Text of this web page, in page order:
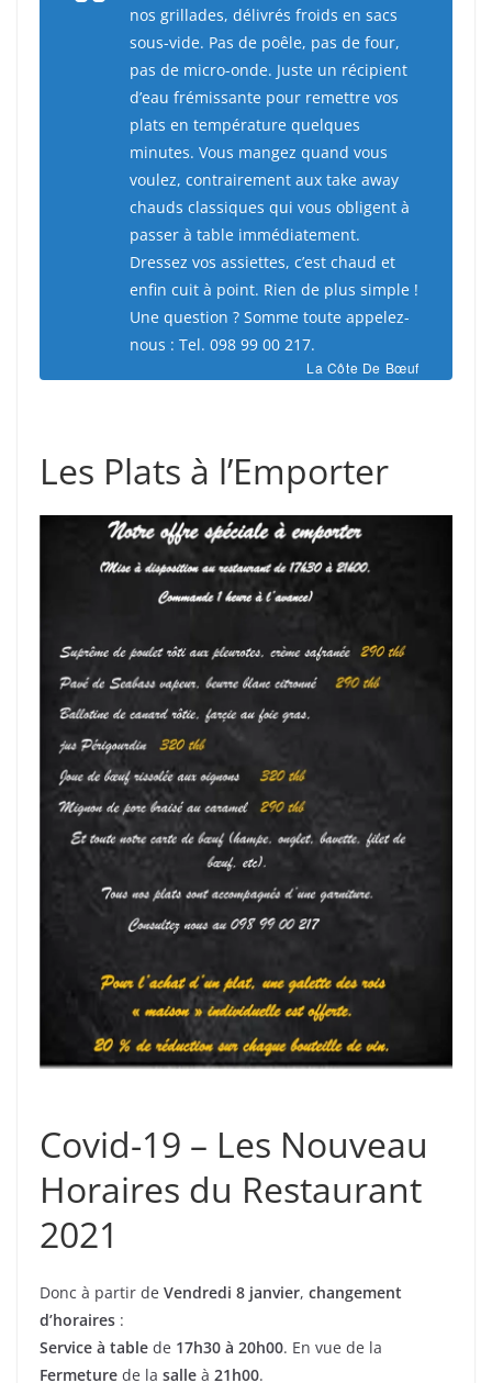
nos grillades, délivrés froids en sacs
sous-vide. Pas de poêle, pas de four,
pas de micro-onde. Juste un récipient
d’eau frémissante pour remettre vos
plats en température quelques
minutes. Vous mangez quand vous
voulez, contrairement aux take away
chauds classiques qui vous obligent à
passer à table immédiatement.
Dressez vos assiettes, c’est chaud et
enfin cuit à point. Rien de plus simple !
Une question ? Somme toute appelez-
nous : Tel. 098 99 00 217.
La Côte De Bœuf
Les Plats à l’Emporter
Covid-19 – Les Nouveau
Horaires du Restaurant
2021
Donc à partir de Vendredi 8 janvier, changement
d’horaires :
Service à table de 17h30 à 20h00. En vue de la
Fermeture de la salle à 21h00.